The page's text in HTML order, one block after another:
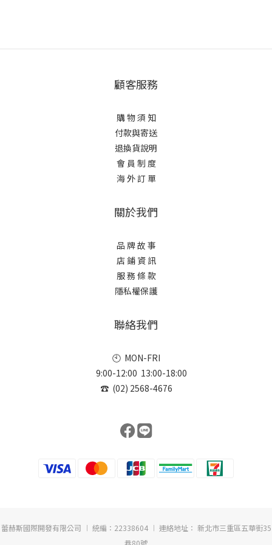
顧客服務
購 物 須 知
付款與寄送
退換貨說明
會 員 制 度
海 外 訂 單
關於我們
品 牌 故 事
店 鋪 資 訊
服 務 條 款
隱私權保護
聯絡我們
🕙 MON-FRI
9:00-12:00 13:00-18:00
☎ (02) 2568-4676
蕾赫斯國際開發有限公司 ︱ 統編：22338604 ︱ 連絡地址： 新北市三重區五華街35
巷80號